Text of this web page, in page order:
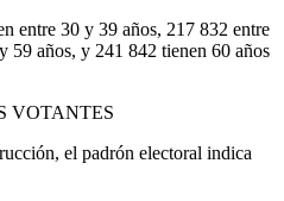
entre 30 y 39 años, 217 832 entre
59 años, y 241 842 tienen 60 años
VOTANTES
el padrón electoral indica